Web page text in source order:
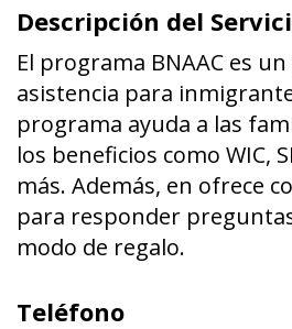
Descripción del
El programa BNAAC es
asistencia para
programa ayuda a las
los beneficios como WIC,
más. Además, en ofrece
para responder
modo de regalo.
Teléfono